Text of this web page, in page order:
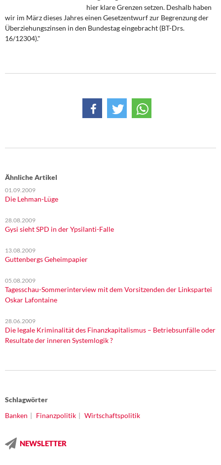
Eurokrise und Griechenland
DIE LINKE
Memo-Gruppe
Institut Solidarische Moderne
Über mich
Kontakt
hier klare Grenzen setzen. Deshalb haben
wir im März dieses Jahres einen Gesetzentwurf zur Begrenzung der
Überziehungszinsen in den Bundestag eingebracht (BT-Drs.
16/12304)."
Ähnliche Artikel
01.09.2009
Die Lehman-Lüge
28.08.2009
Gysi sieht SPD in der Ypsilanti-Falle
13.08.2009
Guttenbergs Geheimpapier
05.08.2009
Tagesschau-Sommerinterview mit dem Vorsitzenden der Linkspartei
Oskar Lafontaine
28.06.2009
Die legale Kriminalität des Finanzkapitalismus – Betriebsunfälle oder
Resultate der inneren Systemlogik ?
Schlagwörter
Banken
Finanzpolitik Wirtschaftspolitik
NEWSLETTER